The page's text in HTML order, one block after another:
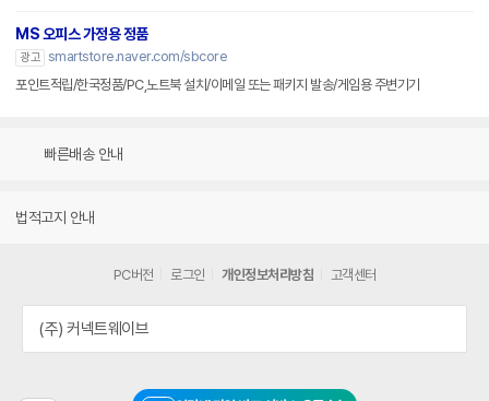
MS 오피스 가정용 정품
광고 smartstore.naver.com/sbcore
포인트적립/한국정품/PC,노트북 설치/이메일 또는 패키지 발송/게임용 주변기기
빠른배송 안내
법적고지 안내
PC버전 로그인 개인정보처리방침 고객센터
(주) 커넥트웨이브